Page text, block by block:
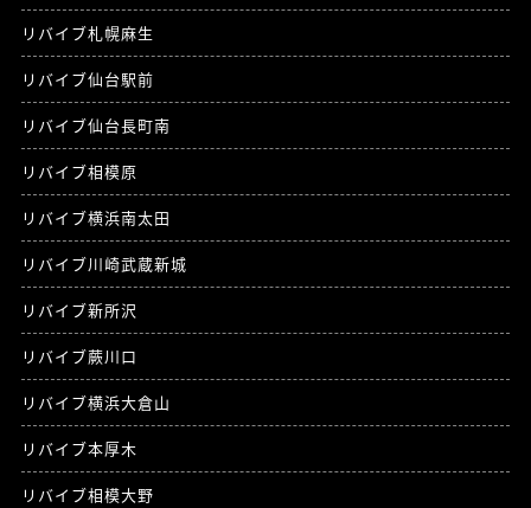
リバイブ札幌麻生
リバイブ仙台駅前
リバイブ仙台長町南
リバイブ相模原
リバイブ横浜南太田
リバイブ川崎武蔵新城
リバイブ新所沢
リバイブ蕨川口
リバイブ横浜大倉山
リバイブ本厚木
リバイブ相模大野